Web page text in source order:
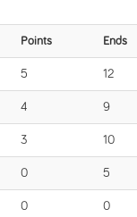
Points Ends
5 12
4 9
3 10
0 5
0 0